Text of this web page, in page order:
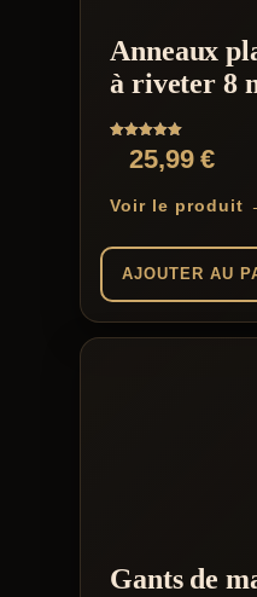
Anneaux
à riveter 8
Note
5.0025,99€
Voir le produit
AJOUTER AU
Gants de